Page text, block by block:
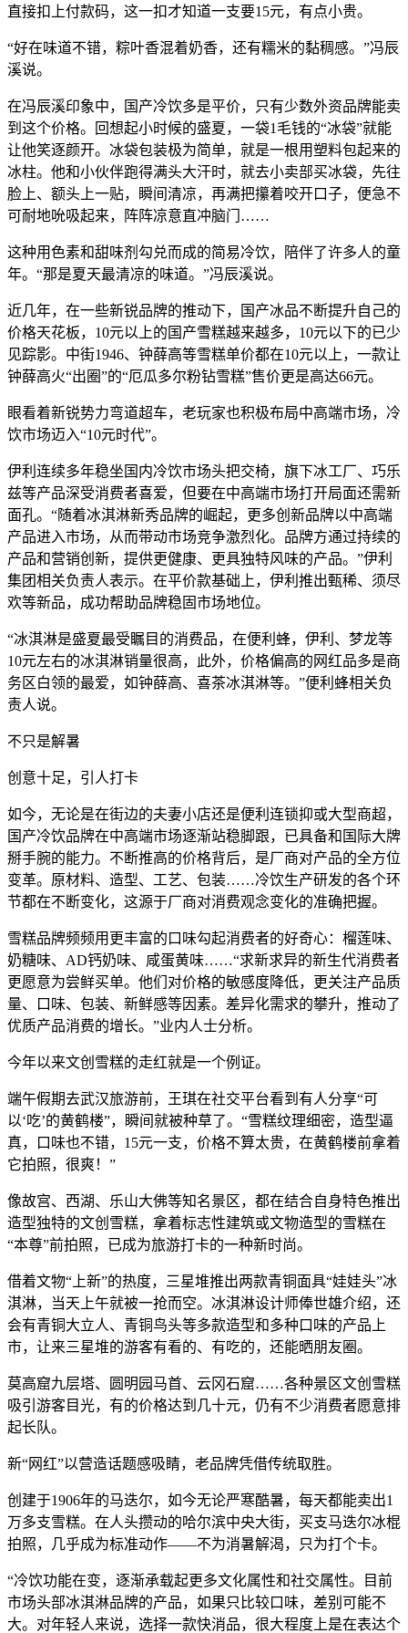
直接扣上付款码，这一扣才知道一支要15元，有点小贵。
“好在味道不错，粽叶香混着奶香，还有糯米的黏稠感。”冯辰
溪说。
在冯辰溪印象中，国产冷饮多是平价，只有少数外资品牌能卖
到这个价格。回想起小时候的盛夏，一袋1毛钱的“冰袋”就能
让他笑逐颜开。冰袋包装极为简单，就是一根用塑料包起来的
冰柱。他和小伙伴跑得满头大汗时，就去小卖部买冰袋，先往
脸上、额头上一贴，瞬间清凉，再满把攥着咬开口子，便急不
可耐地吮吸起来，阵阵凉意直冲脑门……
这种用色素和甜味剂勾兑而成的简易冷饮，陪伴了许多人的童
年。“那是夏天最清凉的味道。”冯辰溪说。
近几年，在一些新锐品牌的推动下，国产冰品不断提升自己的
价格天花板，10元以上的国产雪糕越来越多，10元以下的已少
见踪影。中街1946、钟薛高等雪糕单价都在10元以上，一款让
钟薛高火“出圈”的“厄瓜多尔粉钻雪糕”售价更是高达66元。
眼看着新锐势力弯道超车，老玩家也积极布局中高端市场，冷
饮市场迈入“10元时代”。
伊利连续多年稳坐国内冷饮市场头把交椅，旗下冰工厂、巧乐
兹等产品深受消费者喜爱，但要在中高端市场打开局面还需新
面孔。“随着冰淇淋新秀品牌的崛起，更多创新品牌以中高端
产品进入市场，从而带动市场竞争激烈化。品牌方通过持续的
产品和营销创新，提供更健康、更具独特风味的产品。”伊利
集团相关负责人表示。在平价款基础上，伊利推出甄稀、须尽
欢等新品，成功帮助品牌稳固市场地位。
“冰淇淋是盛夏最受瞩目的消费品，在便利蜂，伊利、梦龙等
10元左右的冰淇淋销量很高，此外，价格偏高的网红品多是商
务区白领的最爱，如钟薛高、喜茶冰淇淋等。”便利蜂相关负
责人说。
不只是解暑
创意十足，引人打卡
如今，无论是在街边的夫妻小店还是便利连锁抑或大型商超，
国产冷饮品牌在中高端市场逐渐站稳脚跟，已具备和国际大牌
掰手腕的能力。不断推高的价格背后，是厂商对产品的全方位
变革。原材料、造型、工艺、包装……冷饮生产研发的各个环
节都在不断变化，这源于厂商对消费观念变化的准确把握。
雪糕品牌频频用更丰富的口味勾起消费者的好奇心：榴莲味、
奶糖味、AD钙奶味、咸蛋黄味……“求新求异的新生代消费者
更愿意为尝鲜买单。他们对价格的敏感度降低，更关注产品质
量、口味、包装、新鲜感等因素。差异化需求的攀升，推动了
优质产品消费的增长。”业内人士分析。
今年以来文创雪糕的走红就是一个例证。
端午假期去武汉旅游前，王琪在社交平台看到有人分享“可
以‘吃’的黄鹤楼”，瞬间就被种草了。“雪糕纹理细密，造型逼
真，口味也不错，15元一支，价格不算太贵，在黄鹤楼前拿着
它拍照，很爽！”
像故宫、西湖、乐山大佛等知名景区，都在结合自身特色推出
造型独特的文创雪糕，拿着标志性建筑或文物造型的雪糕在
“本尊”前拍照，已成为旅游打卡的一种新时尚。
借着文物“上新”的热度，三星堆推出两款青铜面具“娃娃头”冰
淇淋，当天上午就被一抢而空。冰淇淋设计师俸世雄介绍，还
会有青铜大立人、青铜鸟头等多款造型和多种口味的产品上
市，让来三星堆的游客有看的、有吃的，还能晒朋友圈。
莫高窟九层塔、圆明园马首、云冈石窟……各种景区文创雪糕
吸引游客目光，有的价格达到几十元，仍有不少消费者愿意排
起长队。
新“网红”以营造话题感吸睛，老品牌凭借传统取胜。
创建于1906年的马迭尔，如今无论严寒酷暑，每天都能卖出1
万多支雪糕。在人头攒动的哈尔滨中央大街，买支马迭尔冰棍
拍照，几乎成为标准动作——不为消暑解渴，只为打个卡。
“冷饮功能在变，逐渐承载起更多文化属性和社交属性。目前
市场头部冰淇淋品牌的产品，如果只比较口味，差别可能不
大。对年轻人来说，选择一款快消品，很大程度上是在表达个